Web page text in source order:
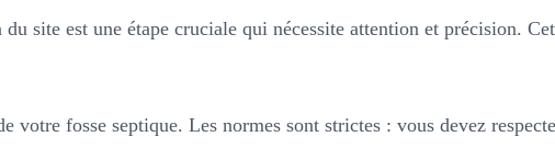
site est une étape cruciale qui nécessite attention et précision.
fosse septique. Les normes sont strictes : vous devez